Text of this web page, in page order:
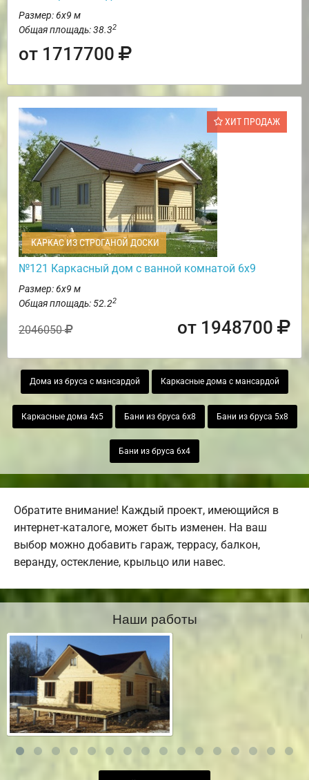
Размер: 6х9 м
Общая площадь: 38.32
от 1717700
ХИТ ПРОДАЖ
КАРКАС ИЗ СТРОГАНОЙ ДОСКИ
№121 Каркасный дом с ванной комнатой 6х9
Размер: 6х9 м
Общая площадь: 52.22
2046050 от 1948700
Дома из бруса с мансардой Каркасные дома с мансардой
Каркасные дома 4х5 Бани из бруса 6х8 Бани из бруса 5х8
Бани из бруса 6х4
Обратите внимание! Каждый проект, имеющийся в
интернет-каталоге, может быть изменен. На ваш
выбор можно добавить гараж, террасу, балкон,
веранду, остекление, крыльцо или навес.
Наши работы